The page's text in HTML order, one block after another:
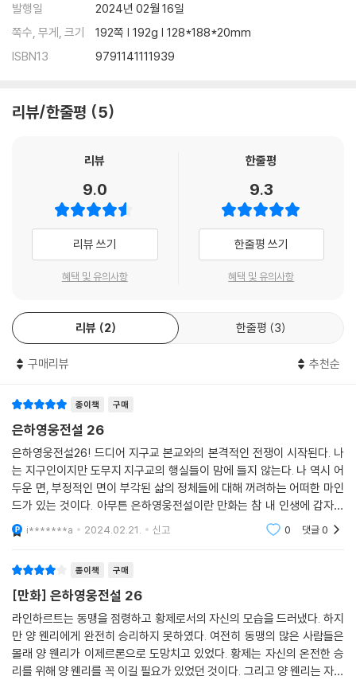
발행일
2024년 02월 16일
쪽수, 무게, 크기
192쪽 | 192g | 128*188*20mm
ISBN13
9791141111939
리뷰/한줄평 5
리뷰
9.0
리뷰 쓰기
혜택 및 유의사항
한줄평
9.3
한줄평 쓰기
혜택 및 유의사항
리뷰 2 한줄평 3
구매리뷰 추천순
종이책 구매
은하영웅전설 26
은하영웅전설26! 드디어 지구교 본교와의 본격적인 전쟁이 시작된다. 나
는 지구인이지만 도무지 지구교의 행실들이 맘에 들지 않는다. 나 역시 어
두운 면, 부정적인 면이 부각된 삶의 정체들에 대해 꺼려하는 어떠한 마인
드가 있는 것이다. 아무튼 은하영웅전설이란 만화는 참 내 인생에 갑자기
나타나 삶의 즐거움을 많이 안겨준 만화이다. 오늘은 즐거운 수요일, 즐겁
지 않게 비가 내리
i*******a 2024.02.21. 신고 0 댓글0
종이책 구매
[만화] 은하영웅전설 26
라인하르트는 동맹을 점령하고 황제로서의 자신의 모습을 드러냈다. 하지
만 양 웬리에게 완전히 승리하지 못하였다. 여전히 동맹의 많은 사람들은
몰래 양 웬리가 이제르론으로 도망치고 있었다. 황제는 자신의 온전한 승
리를 위해 양 웬리를 꼭 이길 필요가 있었던 것이다. 그리고 양 웬리는 자신